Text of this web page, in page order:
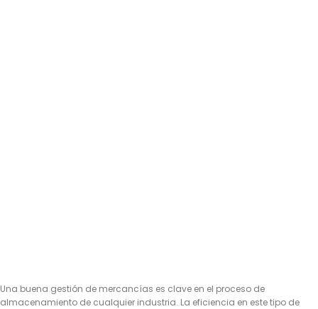
Una buena gestión de mercancías es clave en el proceso de
almacenamiento de cualquier industria. La eficiencia en este tipo de